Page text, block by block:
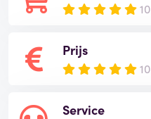
10
Prijs
10
Service